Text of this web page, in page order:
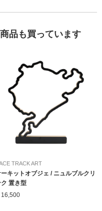
品も買っています
TRACK ART
キットオブジェ / ニュルブルクリ
ク 置き型
16,500